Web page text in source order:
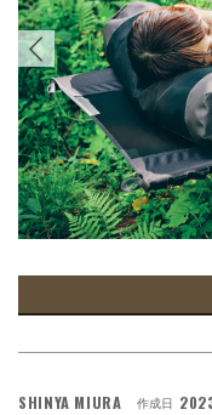
SHINYA MIURA 作成日